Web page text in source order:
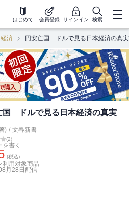
はじめて 会員登録 サインイン 検索
経済 円安亡国 ドルで見る日本経済の真実
国 ドルで見る日本経済の真実
) / 文春新書
(2)
を書く
(税込)
利用対象商品
月28日 配信